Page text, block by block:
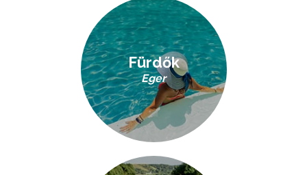
Fürdők
Eger